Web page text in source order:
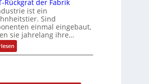
i
c
h
t
u
n
g
f
M
u
l
t
i
t
u
r
b
e
s
s
e
r
t
e
L
Rückgrat der Fabrik
ist ein
Sind
einmal eingebaut,
sie jahrelang ihre…
:
D